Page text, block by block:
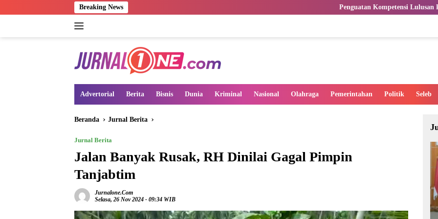
ke
Breaking News Penguatan Kompetensi Lulusan Perguruan Tinggi
Advertorial Berita Bisnis Dunia Kriminal Nasional Olahraga Pemerintahan Politik Seleb
Beranda Jurnal Berita
Jurnal Berita
Jalan Banyak Rusak, RH Dinilai Gagal Pimpin
Tanjabtim
Jurnalone.com
Selasa, 26 Nov 2024 - 09:34 WIB